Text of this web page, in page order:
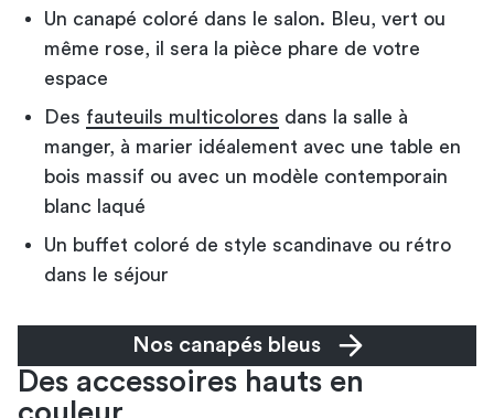
Un canapé coloré dans le salon. Bleu, vert ou
même rose, il sera la pièce phare de votre
espace
Des fauteuils multicolores dans la salle à
manger, à marier idéalement avec une table en
bois massif ou avec un modèle contemporain
blanc laqué
Un buffet coloré de style scandinave ou rétro
dans le séjour
Nos canapés bleus
Des accessoires hauts en